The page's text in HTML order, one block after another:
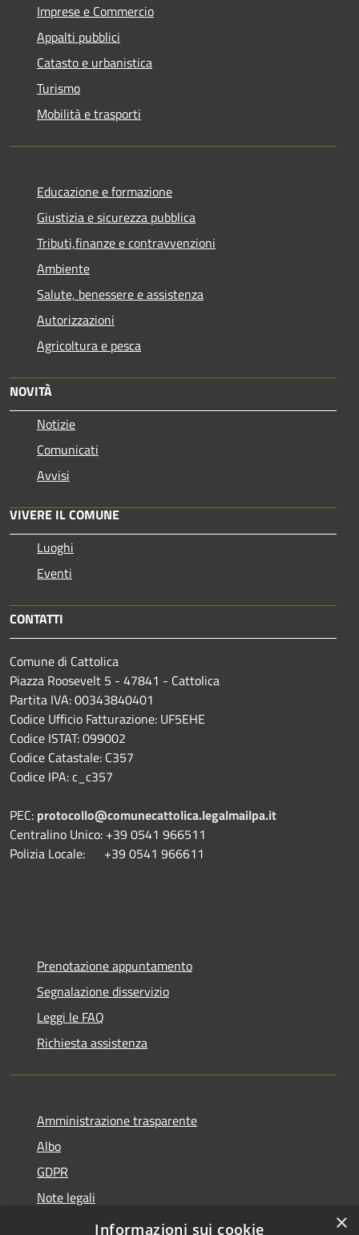
Imprese e Commercio
Appalti pubblici
Catasto e urbanistica
Turismo
Mobilità e trasporti
Educazione e formazione
Giustizia e sicurezza pubblica
Tributi,finanze e contravvenzioni
Ambiente
Salute, benessere e assistenza
Autorizzazioni
Agricoltura e pesca
NOVITÀ
Notizie
Comunicati
Avvisi
VIVERE IL COMUNE
Luoghi
Eventi
CONTATTI
Comune di Cattolica
Piazza Roosevelt 5 - 47841 - Cattolica
Partita IVA: 00343840401
Codice Ufficio Fatturazione: UF5EHE
Codice ISTAT: 099002
Codice Catastale: C357
Codice IPA: c_c357
PEC: protocollo@comunecattolica.legalmailpa.it
Centralino Unico: +39 0541 966511
Polizia Locale: +39 0541 966611
Prenotazione appuntamento
Segnalazione disservizio
Leggi le FAQ
Richiesta assistenza
Amministrazione trasparente
Albo
GDPR
Note legali
Dichiarazione di accessibilità
×
Informazioni sui cookie